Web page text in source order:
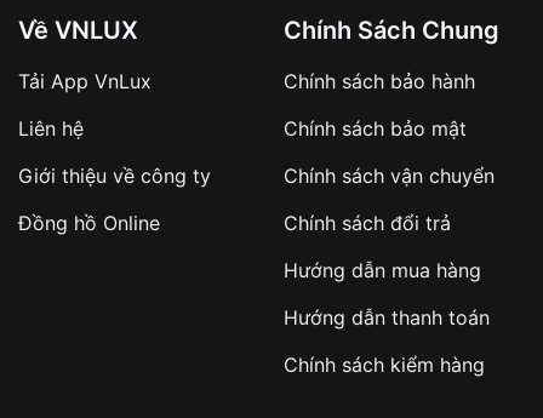
sản phẩm đặc biệt
hàng
Số tiền còn lại thanh toán khi nhận hàng hoặc
✔️ Đảm bảo xử lý đơn hàng nhanh chóng
✔️ Hạn chế tình trạng hủy đơn không mong
Về VNLUX
Tải App VnLux
Liên hệ
Giới thiệu về công ty
Đồng hồ Online
Chính Sách Chung
Chính sách bảo hành
Chính sách bảo mật
Chính sách vận chuyển
Chính sách đổi trả
Hướng dẫn mua hàng
Hướng dẫn thanh toán
Chính sách kiểm hàng